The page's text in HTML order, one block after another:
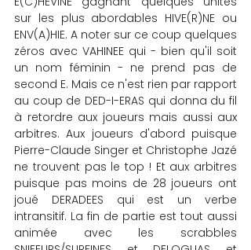
sur les plus abordables HIVE(R)NE ou
ENV(A)HIE. A noter sur ce coup quelques
zéros avec VAHINEE qui - bien qu'il soit
un nom féminin - ne prend pas de
second E. Mais ce n'est rien par rapport
au coup de DED-I-ERAS qui donna du fil
à retordre aux joueurs mais aussi aux
arbitres. Aux joueurs d'abord puisque
Pierre-Claude Singer et Christophe Jazé
ne trouvent pas le top ! Et aux arbitres
puisque pas moins de 28 joueurs ont
joué DERADEES qui est un verbe
intransitif. La fin de partie est tout aussi
animée avec les scrabbles